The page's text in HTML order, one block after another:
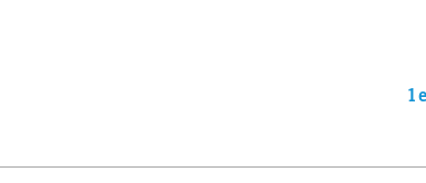
1